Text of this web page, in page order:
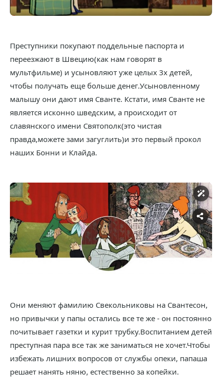
Преступники покупают поддельные паспорта и
переезжают в Швецию(как нам говорят в
мультфильме) и усыновляют уже целых 3х детей,
чтобы получать еще больше денег.Усыновленному
малышу они дают имя Сванте. Кстати, имя Сванте не
является исконно шведским, а происходит от
славянского имени Святополк(это чистая
правда,можете зами загуглить)и это первый прокол
наших Бонни и Клайда.
Они меняют фамилию Свекольниковы на Свантесон,
но привычки у папы остались все те же - он постоянно
почитывает газетки и курит трубку.Воспитанием детей
преступная пара все так же заниматься не хочет.Чтобы
избежать лишних вопросов от службы опеки, папаша
решает нанять няню, естественно за копейки.